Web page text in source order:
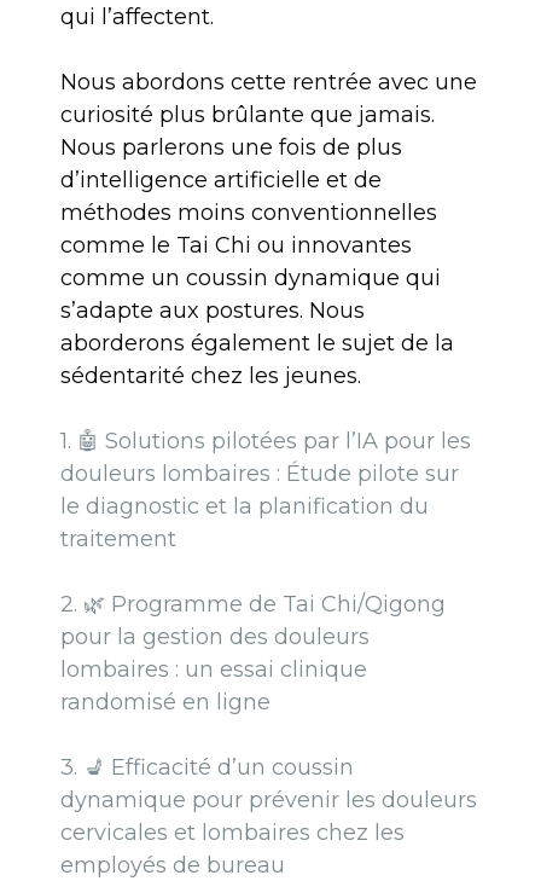
qui l’affectent.
Nous abordons cette rentrée avec une
curiosité plus brûlante que jamais.
Nous parlerons une fois de plus
d’intelligence artificielle et de
méthodes moins conventionnelles
comme le Tai Chi ou innovantes
comme un coussin dynamique qui
s’adapte aux postures. Nous
aborderons également le sujet de la
sédentarité chez les jeunes.
1. 🤖 Solutions pilotées par l’IA pour les
douleurs lombaires : Étude pilote sur
le diagnostic et la planification du
traitement
2. 🌿 Programme de Tai Chi/Qigong
pour la gestion des douleurs
lombaires : un essai clinique
randomisé en ligne
3. 💺 Efficacité d’un coussin
dynamique pour prévenir les douleurs
cervicales et lombaires chez les
employés de bureau